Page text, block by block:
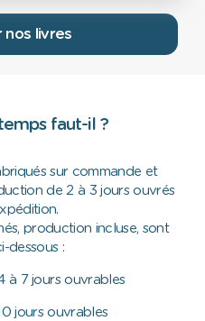
nos livres
faut-il ?
sur commande et
de 2 à 3 jours ouvrés
production incluse, sont
dessous :
à 7 jours ouvrables
jours ouvrables